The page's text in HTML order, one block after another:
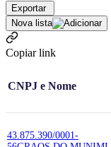
Exportar
Nova lista
Copiar link
CNPJ e Nome
43.875.390/0001-